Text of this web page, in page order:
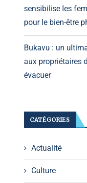
sensibilise les
pour le bien-être
Bukavu : un
aux propriétaires
évacuer
CATÉGORIES
Actualité
Culture